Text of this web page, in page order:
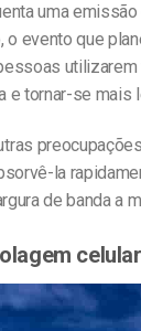
uma
o evento que
e tornar-se mais
la
de banda a
celular